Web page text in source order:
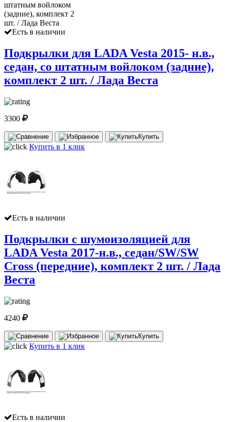
Есть в наличии
Подкрылки для LADA Vesta 2015- н.в.,
седан, со штатным войлоком (задние),
комплект 2 шт. / Лада Веста
3300
Купить
Купить в 1 клик
Есть в наличии
Подкрылки с шумоизоляцией для
LADA Vesta 2017-н.в., седан/SW/SW
Cross (передние), комплект 2 шт. / Лада
Веста
4240
Купить
Купить в 1 клик
Есть в наличии